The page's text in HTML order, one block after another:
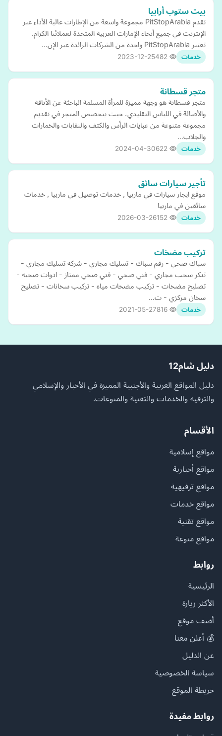
بيت ستوب أرابيا
تقدم PitStopArabia مجموعة واسعة من الإطارات عالية الأداء عبر
الإنترنت في جميع أنحاء الإمارات العربية المتحدة لعملائنا الكرام.
تعتبر PitStopArabia واحدة من الشركات الرائدة عبر الإن…
خدمات 2023-12-25
متجر قسطانة
متجر قسطانة هو وجهة مميزة للمرأة المسلمة الباحثة عن الأناقة
والأصالة في اللباس التقليدي، حيث يتخصص المتجر في تقديم
مجموعة متنوعة من عبايات الرأس والكتف والنقابات والخمارات
والجلاب…
خدمات 2024-04-30
تأجير سيارات سائق
موقع ايجار سيارات في ماربيا , خدمات توصيل في ماربيا , خدمات
سائقين في ماربيا
خدمات 2026-03-26
تركيب مضخات
سباك صحي - رقم سباك - تسليك مجاري - شركه تسليك مجاري -
تنكر سحب مجاري - فني صحي - فني صحي ممتاز - ادوات صحيه -
تصليح مضخات - تركيب مضخات مياه - تركيب سخانات - تصليح
سخان مركزي - ت…
خدمات 2021-05-27
دليل شام12
دليل المواقع العربية والأجنبية المميزة في الأخبار والإسلامي
والترفيه والخدمات والتقنية والمنوعات.
الأقسام
مواقع إسلامية
مواقع أخبارية
مواقع ترفيهية
مواقع خدمات
مواقع تقنية
مواقع منوعة
روابط
الرئيسية
الأكثر زيارة
أضف موقع
💰 أعلن معنا
عن الدليل
سياسة الخصوصية
خريطة الموقع
روابط مفيدة